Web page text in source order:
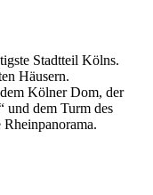
Stadtteil Kölns.
Häusern.
Kölner Dom, der
und dem Turm des